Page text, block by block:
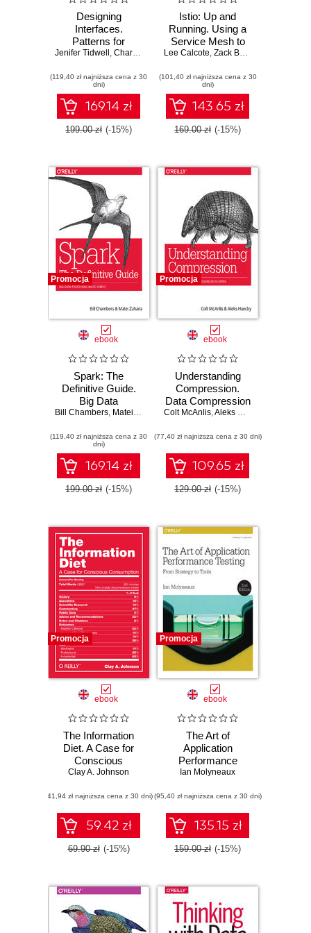
Designing
Interfaces.
Patterns for
Effective
3rd Edition
Jenifer Tidwell , Charles Brewer ,Aynne Valencia
(119,40 zł najniższa cena z 30
dni)
169.14 zł
199.00 zł (-15%)
Istio: Up and
Running. Using a
Service Mesh to
Connect, Secure,
Observe
Lee Calcote, Zack Butcher
(101,40 zł najniższa cena z 30
dni)
143.65 zł
169.00 zł (-15%)
Promocja
ebook
Spark: The
Definitive Guide.
Big Data
Processing Made
Bill Chambers, Matei Zaharia
(119,40 zł najniższa cena z 30
dni)
169.14 zł
199.00 zł (-15%)
Promocja
ebook
Understanding
Compression.
Data Compression
for Modern
Colt McAnlis,Aleks Haecky
(77,40 zł najniższa cena z 30 dni)
109.65 zł
129.00 zł (-15%)
Promocja
ebook
The Information
Diet. A Case for
Conscious
Comsumption
Clay A. Johnson
(41,94 zł najniższa cena z 30 dni)
59.42 zł
69.90 zł (-15%)
Promocja
ebook
The Art of
Application
Performance
Testing. From
2nd Edition
Ian Molyneaux
(95,40 zł najniższa cena z 30 dni)
135.15 zł
159.00 zł (-15%)